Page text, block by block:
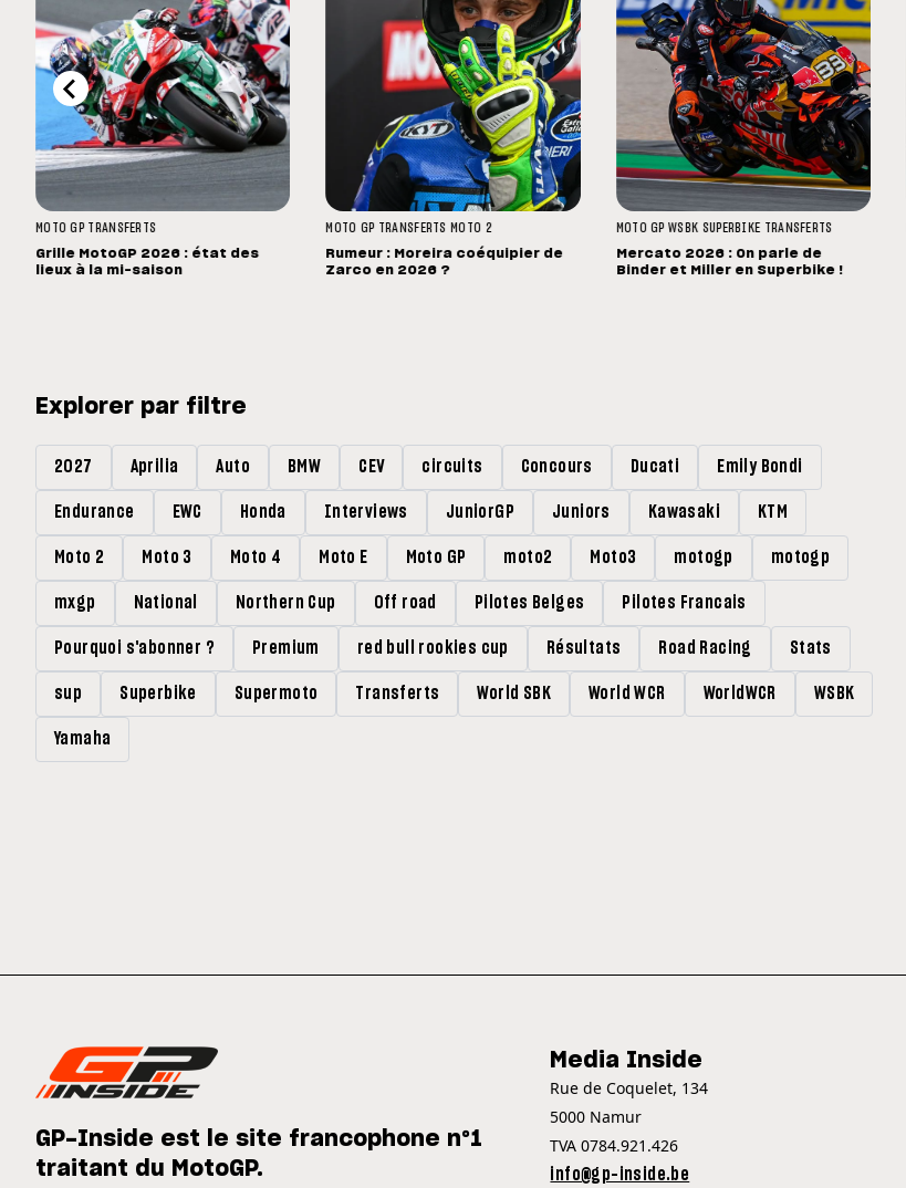
MOTO GP TRANSFERTS
Grille MotoGP 2026 : état des
lieux à la mi-saison
MOTO GP TRANSFERTS MOTO 2
Rumeur : Moreira coéquipier de
Zarco en 2026 ?
MOTO GP WSBK SUPERBIKE TRANSFERTS
Mercato 2026 : On parle de
Binder et Miller en Superbike !
Explorer par filtre
2027 Aprilia Auto BMW CEV circuits Concours Ducati Emily Bondi
Endurance EWC Honda Interviews JuniorGP Juniors Kawasaki KTM
Moto 2 Moto 3 Moto 4 Moto E Moto GP moto2 Moto3 motogp motogp
mxgp National Northern Cup Off road Pilotes Belges Pilotes Francais
Pourquoi s'abonner ? Premium red bull rookies cup Résultats Road Racing Stats
sup Superbike Supermoto Transferts World SBK World WCR WorldWCR WSBK
Yamaha
GP-Inside est le site francophone n°1
traitant du MotoGP.
Media Inside
Rue de Coquelet, 134
5000 Namur
TVA 0784.921.426
info@gp-inside.be